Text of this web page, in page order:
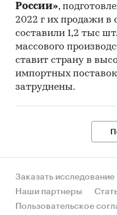
России»,
2022 г их продажи в
составили 1,2 тыс
массового
ставит страну в
импортных
затруднены.
Заказать исследование
Наши партнеры
Пользовательское